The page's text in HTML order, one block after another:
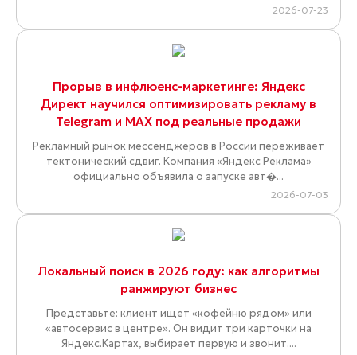
2026-07-23
Прорыв в инфлюенс-маркетинге: Яндекс
Директ научился оптимизировать рекламу в
Telegram и MAX под реальные продажи
Рекламный рынок мессенджеров в России переживает
тектонический сдвиг. Компания «Яндекс Реклама»
официально объявила о запуске авт�...
2026-07-03
Локальный поиск в 2026 году: как алгоритмы
ранжируют бизнес
Представьте: клиент ищет «кофейню рядом» или
«автосервис в центре». Он видит три карточки на
Яндекс.Картах, выбирает первую и звонит....